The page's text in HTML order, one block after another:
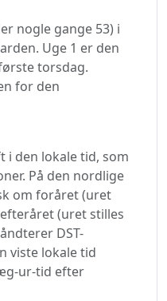
nogle gange 53) i
Uge 1 er den
torsdag.
for den
i den lokale tid, som
På den nordlige
om foråret (uret
(uret stilles
DST-
viste lokale tid
ur-tid efter